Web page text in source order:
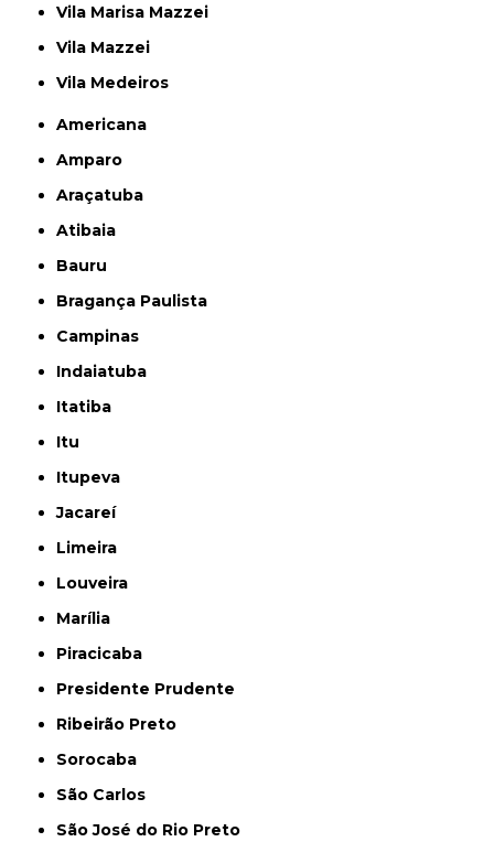
Vila Marisa Mazzei
Vila Mazzei
Vila Medeiros
Americana
Amparo
Araçatuba
Atibaia
Bauru
Bragança Paulista
Campinas
Indaiatuba
Itatiba
Itu
Itupeva
Jacareí
Limeira
Louveira
Marília
Piracicaba
Presidente Prudente
Ribeirão Preto
Sorocaba
São Carlos
São José do Rio Preto